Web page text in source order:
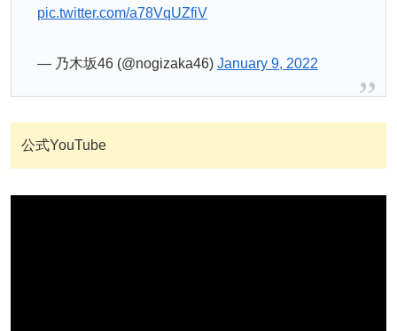
pic.twitter.com/a78VqUZfiV
— 乃木坂46 (@nogizaka46) January 9, 2022
公式YouTube